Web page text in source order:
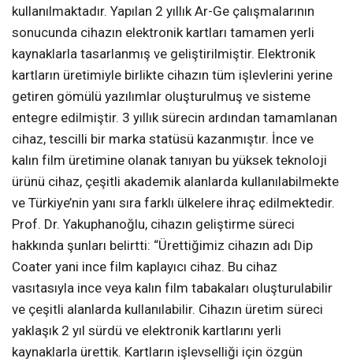
kullanılmaktadır. Yapılan 2 yıllık Ar-Ge çalışmalarının
sonucunda cihazın elektronik kartları tamamen yerli
kaynaklarla tasarlanmış ve geliştirilmiştir. Elektronik
kartların üretimiyle birlikte cihazın tüm işlevlerini yerine
getiren gömülü yazılımlar oluşturulmuş ve sisteme
entegre edilmiştir. 3 yıllık sürecin ardından tamamlanan
cihaz, tescilli bir marka statüsü kazanmıştır. İnce ve
kalın film üretimine olanak tanıyan bu yüksek teknoloji
ürünü cihaz, çeşitli akademik alanlarda kullanılabilmekte
ve Türkiye’nin yanı sıra farklı ülkelere ihraç edilmektedir.
Prof. Dr. Yakuphanoğlu, cihazın geliştirme süreci
hakkında şunları belirtti: “Ürettiğimiz cihazın adı Dip
Coater yani ince film kaplayıcı cihaz. Bu cihaz
vasıtasıyla ince veya kalın film tabakaları oluşturulabilir
ve çeşitli alanlarda kullanılabilir. Cihazın üretim süreci
yaklaşık 2 yıl sürdü ve elektronik kartlarını yerli
kaynaklarla ürettik. Kartların işlevselliği için özgün